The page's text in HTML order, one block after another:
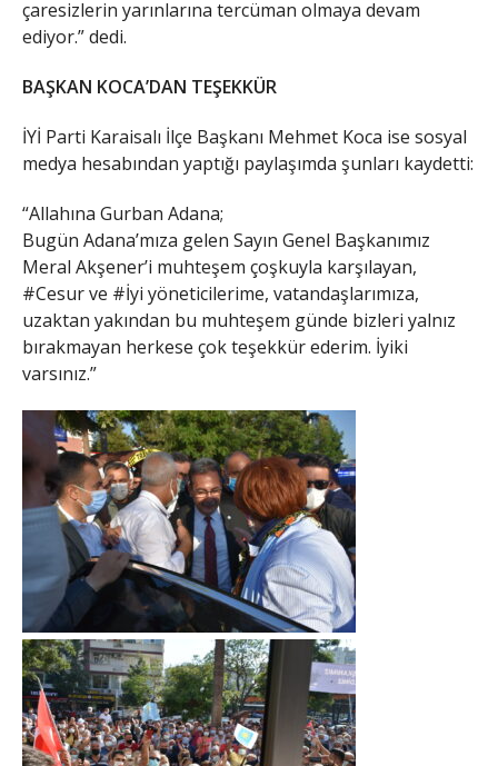
çaresizlerin yarınlarına tercüman olmaya devam
ediyor.” dedi.
BAŞKAN KOCA’DAN TEŞEKKÜR
İYİ Parti Karaisalı İlçe Başkanı Mehmet Koca ise sosyal
medya hesabından yaptığı paylaşımda şunları kaydetti:
“Allahına Gurban Adana;
Bugün Adana’mıza gelen Sayın Genel Başkanımız
Meral Akşener’i muhteşem çoşkuyla karşılayan,
#Cesur ve #İyi yöneticilerime, vatandaşlarımıza,
uzaktan yakından bu muhteşem günde bizleri yalnız
bırakmayan herkese çok teşekkür ederim. İyiki
varsınız.”